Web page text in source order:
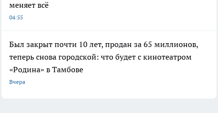
меняет всё
04:55
Был закрыт почти 10 лет, продан за 65 миллионов,
теперь снова городской: что будет с кинотеатром
«Родина» в Тамбове
Вчера